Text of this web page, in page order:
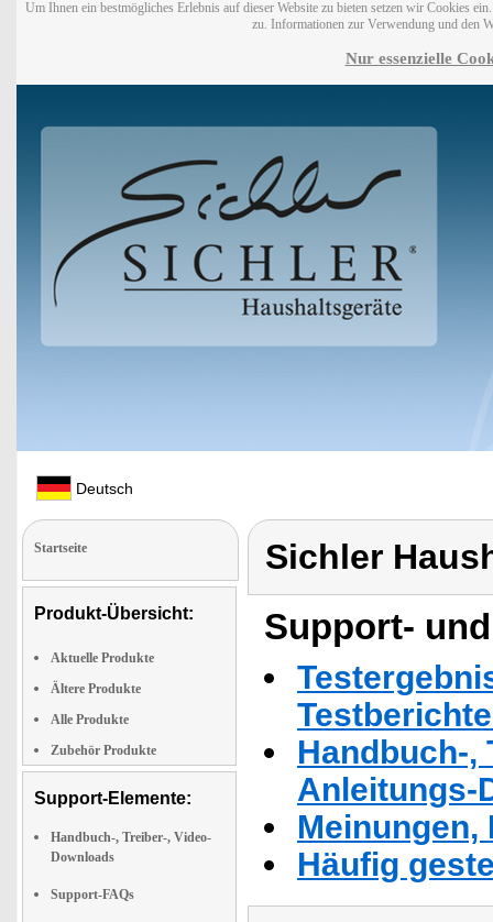
Um Ihnen ein bestmögliches Erlebnis auf dieser Website zu bieten setzen wir Cookies
zu. Informationen zur Verwendung und den
Nur essenzielle
Deutsch
Startseite
Produkt-Übersicht:
Aktuelle Produkte
Ältere Produkte
Alle Produkte
Zubehör Produkte
Support-Elemente:
Handbuch-, Treiber-, Video-
Downloads
Support-FAQs
Sichler
Support-
Handbuch-,
Anleitungs-
Häufig